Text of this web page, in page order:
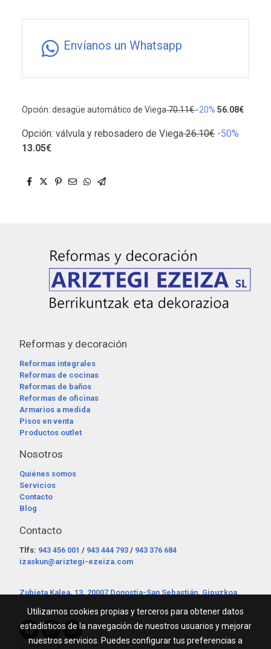
Envíanos un Whatsapp
Opción: desagüe automático de Viega70.11€-20% 56.08€
Opción: válvula y rebosadero de Viega26.10€ -50%
13.05€
Reformas y decoración
Reformas integrales
Reformas de cocinas
Reformas de baños
Reformas de oficinas
Armarios a medida
Pisos en venta
Productos outlet
Nosotros
Quiénes somos
Servicios
Contacto
Blog
Contacto
Tlfs: 943 456 001 / 943 444 793 / 943 376 684
izaskun@ariztegi-ezeiza.com
Zubieta Kalea, 13, 20007 Donostia-San Sebastián, Gipuzkoa
Utilizamos cookies propias y terceros para obtener datos
estadísticos de la navegación de nuestros usuarios y mejorar
nuestros servicios. Puedes configurar tus preferencias a